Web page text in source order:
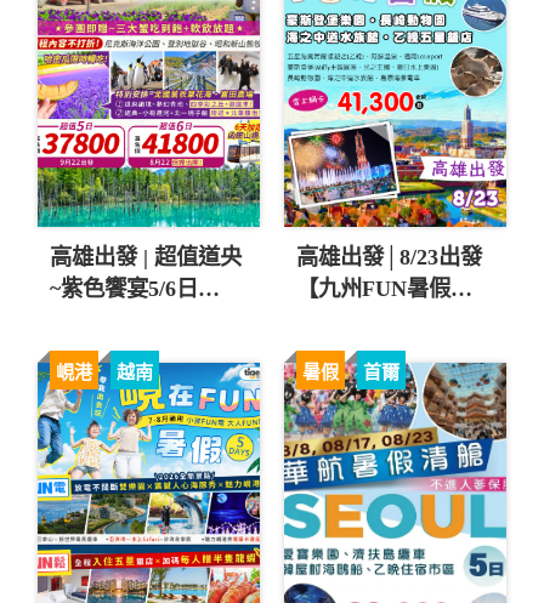
高雄出發 | 超值道央
~紫色饗宴5/6日
高雄出發│8/23出發
【九州FUN暑假、
斯登堡樂園、長崎動
物園五日 直售
41,300起 💎
峴港 越南 暑假 首爾